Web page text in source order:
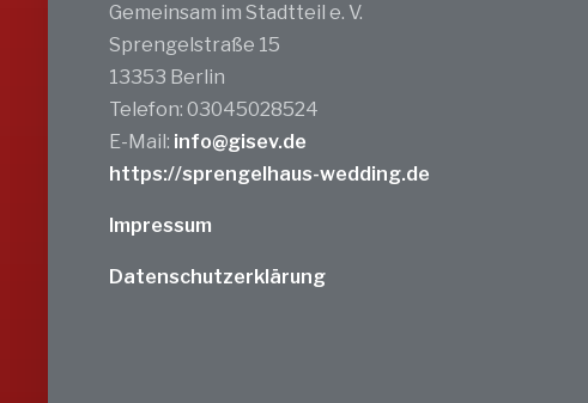
Gemeinsam im Stadtteil e. V.
Sprengelstraße 15
13353 Berlin
Telefon: 03045028524
E-Mail: info@gisev.de
https://sprengelhaus-wedding.de
Impressum
Datenschutzerklärung